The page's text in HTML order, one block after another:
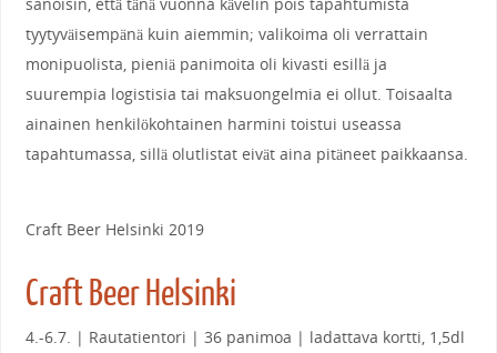
tyytyväisempänä kuin aiemmin; valikoima oli verrattain
monipuolista, pieniä panimoita oli kivasti esillä ja
suurempia logistisia tai maksuongelmia ei ollut. Toisaalta
ainainen henkilökohtainen harmini toistui useassa
tapahtumassa, sillä olutlistat eivät aina pitäneet paikkaansa.
Craft Beer Helsinki 2019
Craft Beer Helsinki
4.-6.7. | Rautatientori | 36 panimoa | ladattava kortti, 1,5dl